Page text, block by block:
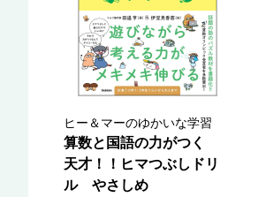
ヒー＆マーのゆかいな学習
算数と国語の力がつく
天才！！ヒマつぶしドリ
ル やさしめ